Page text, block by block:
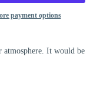
payment options
atmosphere. It would be